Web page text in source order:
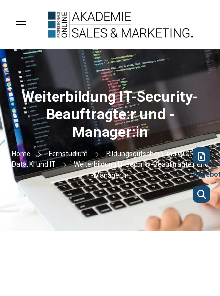
Weiterbildung IT-Security-
Beauftragte:r und -
Manager:in
Home Fernstudium
Bildungsgutschein und QCG
Data, KI und IT
Weiterbildung IT-Security-Beauftragte:r und
-Manager:in
Angebot